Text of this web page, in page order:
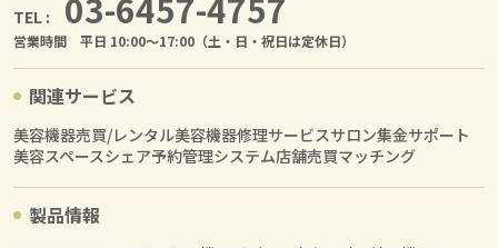
TEL :
営業時間 平日 10:00〜17:00（土・日・祝日は定休日）
関連サービス
美容機器売買/レンタル美容機器修理サービスサロン集金サポート
美容スペースシェア予約管理システム店舗売買マッチング
製品情報